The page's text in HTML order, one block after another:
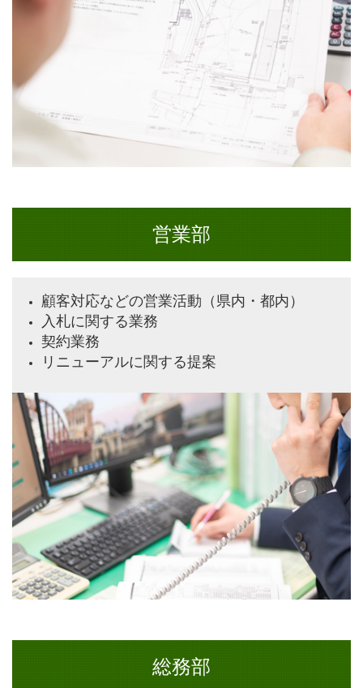
営業部
顧客対応などの営業活動（県内・都内）
入札に関する業務
契約業務
リニューアルに関する提案
総務部